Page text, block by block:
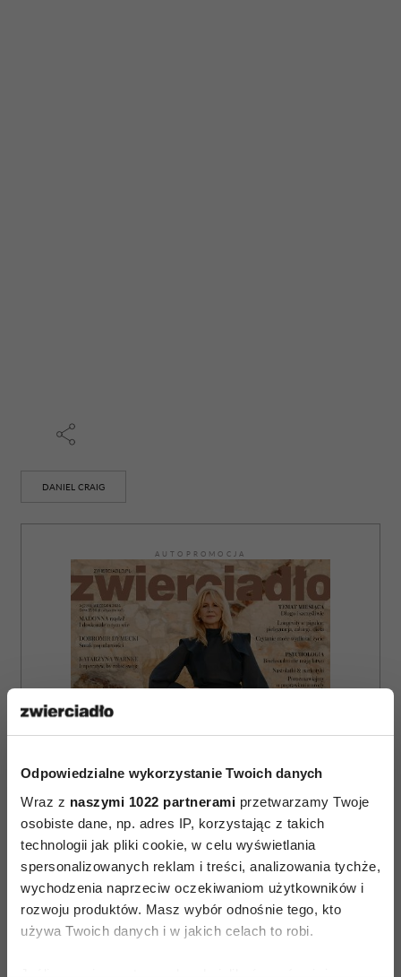
Odpowiedzialne wykorzystanie Twoich danych
Wraz z naszymi 1022 partnerami przetwarzamy Twoje
osobiste dane, np. adres IP, korzystając z takich
technologii jak pliki cookie, w celu wyświetlania
spersonalizowanych reklam i treści, analizowania tychże,
wychodzenia naprzeciw oczekiwaniom użytkowników i
rozwoju produktów. Masz wybór odnośnie tego, kto
używa Twoich danych i w jakich celach to robi.
Jeśli wyrazisz na to zgodę, chcielibyśmy również:
DANIEL CRAIG
AUTOPROMOCJA
ZAMÓW